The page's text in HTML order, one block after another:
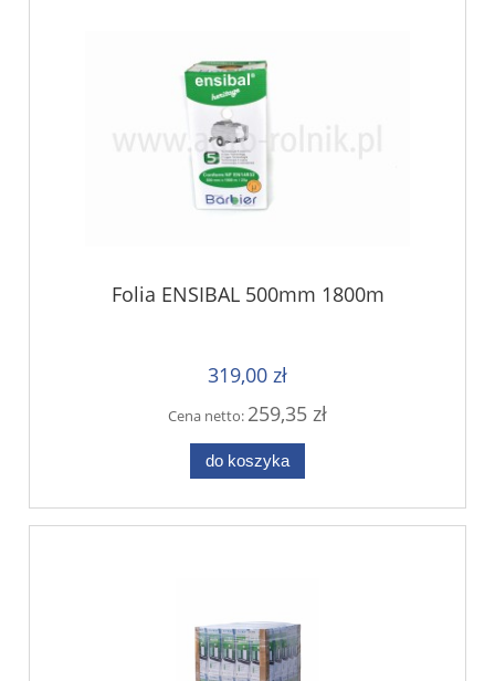
Folia ENSIBAL 500mm 1800m
319,00 zł
Cena netto: 259,35 zł
do koszyka